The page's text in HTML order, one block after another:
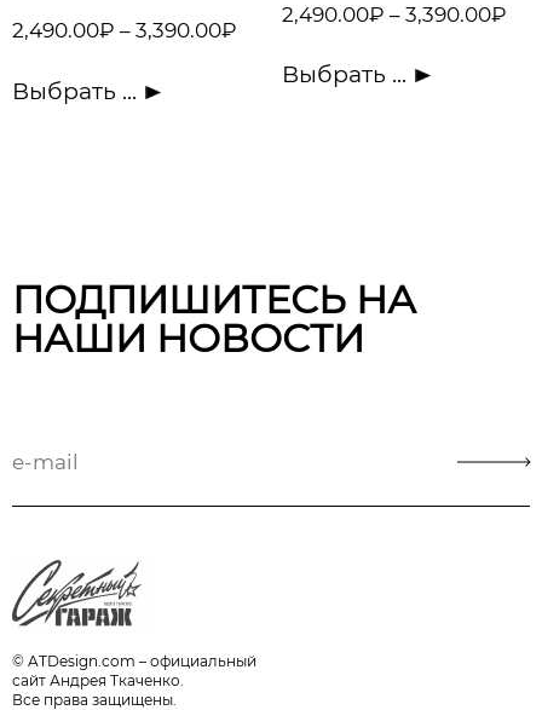
2,490.00₽ – 3,390.00₽
Выбрать ...
2,490.00₽ – 3,390.00₽
Выбрать ...
ПОДПИШИТЕСЬ НА
НАШИ НОВОСТИ
© ATDesign.com – официальный
сайт Андрея Ткаченко.
Все права защищены.